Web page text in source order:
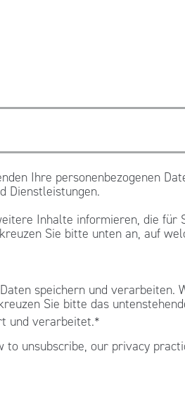
Ihre personenbezogenen
Dienstleistungen.
Inhalte informieren, die für
Sie bitte unten an, auf
speichern und verarbeiten.
Sie bitte das
und verarbeitet.*
unsubscribe, our privacy